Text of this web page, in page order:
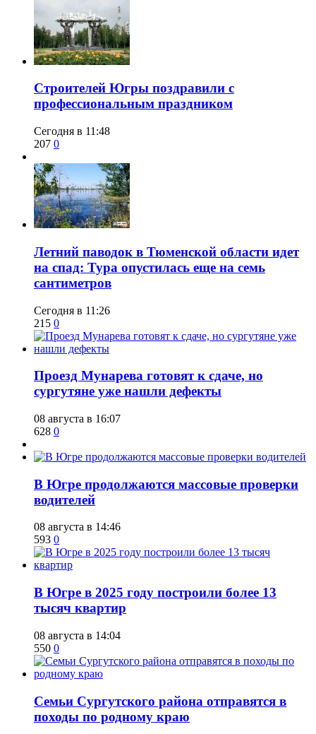
​Строителей Югры поздравили с
профессиональным праздником
Сегодня в 11:48
207 0
​Летний паводок в Тюменской области идет
на спад: Тура опустилась еще на семь
сантиметров
Сегодня в 11:26
215 0
​Проезд Мунарева готовят к сдаче, но
сургутяне уже нашли дефекты
08 августа в 16:07
628 0
​В Югре продолжаются массовые проверки
водителей
08 августа в 14:46
593 0
​В Югре в 2025 году построили более 13
тысяч квартир
08 августа в 14:04
550 0
​Семьи Сургутского района отправятся в
походы по родному краю